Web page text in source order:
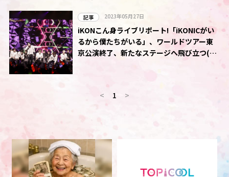
記事 2023年05月27日
iKONこん身ライブリポート!「iKONICがい
るから僕たちがいる」、ワールドツアー東
京公演終了、新たなステージへ飛び立つ(写
< 1 >